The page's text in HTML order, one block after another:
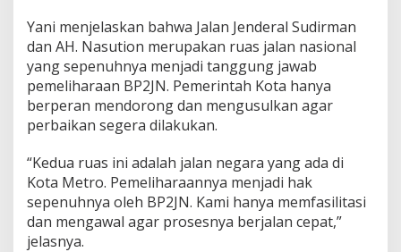
a
D
i
t
a
n
g
a
i
B
P
J
Yani menjelaskan bahwa Jalan Jenderal Sudirman
dan AH. Nasution merupakan ruas jalan nasional
yang sepenuhnya menjadi tanggung jawab
pemeliharaan BP2JN. Pemerintah Kota hanya
berperan mendorong dan mengusulkan agar
perbaikan segera dilakukan.
“Kedua ruas ini adalah jalan negara yang ada di
Kota Metro. Pemeliharaannya menjadi hak
sepenuhnya oleh BP2JN. Kami hanya memfasilitasi
dan mengawal agar prosesnya berjalan cepat,”
jelasnya.